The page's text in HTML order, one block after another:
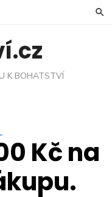
K BOHATSTVÍ
Kč na